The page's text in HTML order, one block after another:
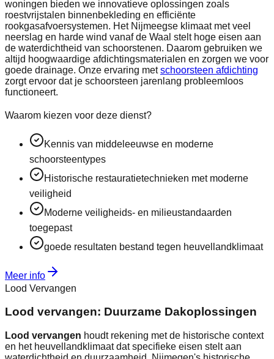
woningen bieden we innovatieve oplossingen zoals
roestvrijstalen binnenbekleding en efficiënte
rookgasafvoersystemen. Het Nijmeegse klimaat met veel
neerslag en harde wind vanaf de Waal stelt hoge eisen aan
de waterdichtheid van schoorstenen. Daarom gebruiken we
altijd hoogwaardige afdichtingsmaterialen en zorgen we voor
goede drainage. Onze ervaring metschoorsteen afdichting
zorgt ervoor dat je schoorsteen jarenlang probleemloos
functioneert.
Waarom kiezen voor deze dienst?
Kennis van middeleeuwse en moderne
schoorsteentypes
Historische restauratietechnieken met moderne
veiligheid
Moderne veiligheids- en milieustandaarden
toegepast
goede resultaten bestand tegen heuvellandklimaat
Meer info
Lood Vervangen
Lood vervangen: Duurzame Dakoplossingen
Lood vervangen houdt rekening met de historische context
en het heuvellandklimaat dat specifieke eisen stelt aan